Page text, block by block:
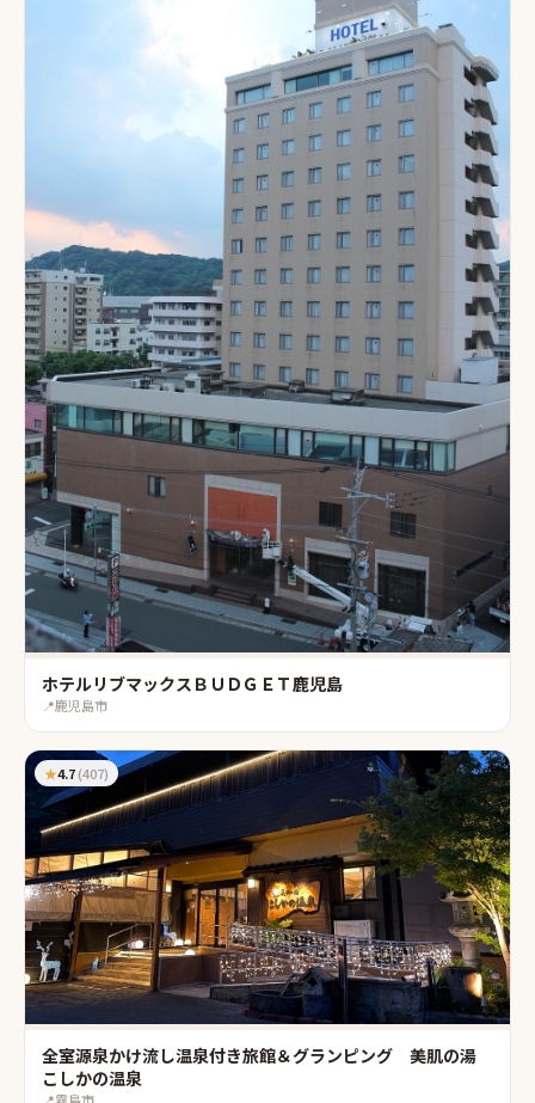
ホテルリブマックスＢＵＤＧＥＴ鹿児島
📍鹿児島市
★4.7(407)
全室源泉かけ流し温泉付き旅館＆グランピング 美肌の湯
こしかの温泉
📍霧島市